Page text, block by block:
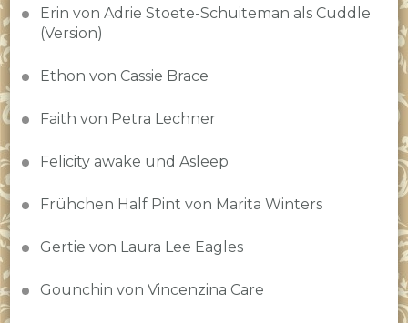
Erin von Adrie Stoete-Schuiteman als Cuddle
(Version)
Ethon von Cassie Brace
Faith von Petra Lechner
Felicity awake und Asleep
Frühchen Half Pint von Marita Winters
Gertie von Laura Lee Eagles
Gounchin von Vincenzina Care